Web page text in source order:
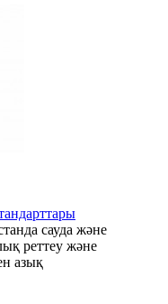
сауда және
реттеу және
азық